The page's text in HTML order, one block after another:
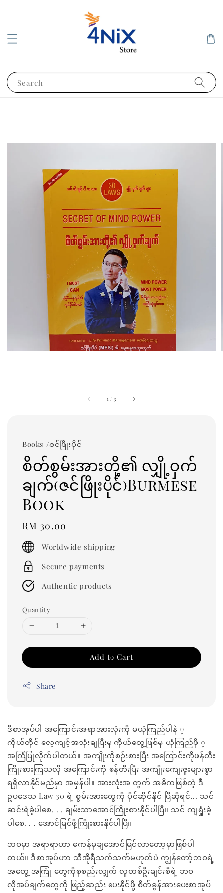
Search
1 / 3
Books /ဇင်ဖြိုးပိုင်
စိတ်စွမ်းအားတို့၏ လျှို့ဝှက်
ချက်(ဇင်ဖြိုးပိုင်)Burmese
Book
Regular
price
RM 30.00
Worldwide shipping
Secure payments
Authentic products
Quantity
Add to Cart
Share
ဒီစာအုပ်ပါ အကြောင်းအရာအားလုံးကို မယုံကြည်ပါနဲ ့
ကိုယ်တိုင် လေ့ကျင့်အသုံးချပြီးမှ ကိုယ်တွေ့ဖြစ်မှ ယုံကြည်ဖို ့
အကြံပြုလိုက်ပါတယ်။ အကျိုးကိုစဉ်းစားပြီး အကြောင်းကိုဖန်တီး
ကြိုးစားကြသလို အကြောင်းကို ဖန်တီးပြီး အကျိုးကျေးဇူးများစွာ
ရရှိလာနိုင်မည်မှာ အမှန်ပါ။ အားလုံးအ တွက် အဓိကဖြစ်တဲ့ ဒီ
ဥပဒေသ Law 30 ရဲ့ စွမ်းအားတွေကို ပိုင်ဆိုင်နိုင် ပြီဆိုရင်... သင်
ဆင်းရဲခဲ့ပါစေ. . . ချမ်းသာအောင်ကြိုးစားနိုင်ပါပြီ။ သင် ကျရှုံးခဲ့
ပါစေ. . . အောင်မြင်ဖို့ကြိုးစားနိုင်ပါပြီ။
ဘဝမှာ အရာရာဟာ ဧကန်မုချအောင်မြင်လာတော့မှာဖြစ်ပါ
တယ်။ ဒီစာအုပ်ဟာ သီအိုရီသက်သက်မဟုတ်ပဲ ကျွန်တော့်ဘဝရဲ့
အတွေ့ အကြုံ တွေကိုစုစည်းလျှက် လူတစ်ဦးချင်းစီရဲ့ ဘဝ
လိုအပ်ချက်တွေကို ဖြည့်ဆည်း ပေးနိုင်ဖို့ စိတ်ခွန်အားပေးစာအုပ်